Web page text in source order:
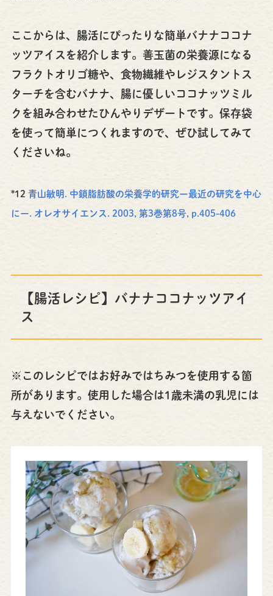
ここからは、腸活にぴったりな簡単バナナココナ
ッツアイスを紹介します。善玉菌の栄養源になる
フラクトオリゴ糖や、食物繊維やレジスタントス
ターチを含むバナナ、腸に優しいココナッツミル
クを組み合わせたひんやりデザートです。保存袋
を使って簡単につくれますので、ぜひ試してみて
くださいね。
*12 青山敏明. 中鎖脂肪酸の栄養学的研究ー最近の研究を中心
にー. オレオサイエンス. 2003, 第3巻第8号, p.405-406
【腸活レシピ】バナナココナッツアイ
ス
※このレシピではお好みではちみつを使用する箇
所があります。使用した場合は1歳未満の乳児には
与えないでください。